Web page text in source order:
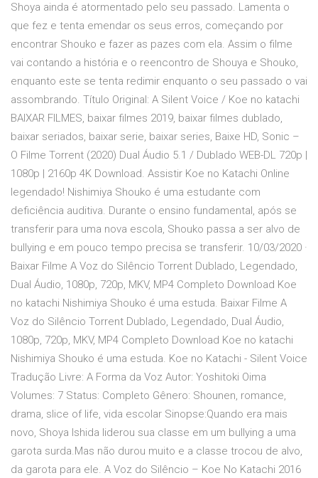
Shoya ainda é atormentado pelo seu passado. Lamenta o
que fez e tenta emendar os seus erros, começando por
encontrar Shouko e fazer as pazes com ela. Assim o filme
vai contando a história e o reencontro de Shouya e Shouko,
enquanto este se tenta redimir enquanto o seu passado o vai
assombrando. Título Original: A Silent Voice / Koe no katachi
BAIXAR FILMES, baixar filmes 2019, baixar filmes dublado,
baixar seriados, baixar serie, baixar series, Baixe HD, Sonic –
O Filme Torrent (2020) Dual Áudio 5.1 / Dublado WEB-DL 720p |
1080p | 2160p 4K Download. Assistir Koe no Katachi Online
legendado! Nishimiya Shouko é uma estudante com
deficiência auditiva. Durante o ensino fundamental, após se
transferir para uma nova escola, Shouko passa a ser alvo de
bullying e em pouco tempo precisa se transferir. 10/03/2020 ·
Baixar Filme A Voz do Silêncio Torrent Dublado, Legendado,
Dual Áudio, 1080p, 720p, MKV, MP4 Completo Download Koe
no katachi Nishimiya Shouko é uma estuda. Baixar Filme A
Voz do Silêncio Torrent Dublado, Legendado, Dual Áudio,
1080p, 720p, MKV, MP4 Completo Download Koe no katachi
Nishimiya Shouko é uma estuda. Koe no Katachi - Silent Voice
Tradução Livre: A Forma da Voz Autor: Yoshitoki Oima
Volumes: 7 Status: Completo Gênero: Shounen, romance,
drama, slice of life, vida escolar Sinopse:Quando era mais
novo, Shoya Ishida liderou sua classe em um bullying a uma
garota surda.Mas não durou muito e a classe trocou de alvo,
da garota para ele. A Voz do Silêncio – Koe No Katachi 2016